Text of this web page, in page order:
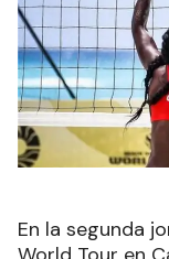
En la segunda